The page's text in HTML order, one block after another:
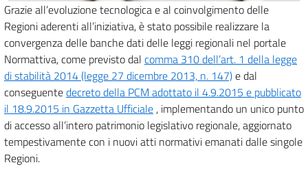
Grazie all’evoluzione tecnologica e al coinvolgimento delle
Regioni aderenti all’iniziativa, è stato possibile realizzare la
convergenza delle banche dati delle leggi regionali nel portale
Normattiva, come previsto dal comma 310 dell’art. 1 della legge
di stabilità 2014 (legge 27 dicembre 2013, n. 147)e dal
conseguentedecreto della PCM adottato il 4.9.2015 e pubblicato
il 18.9.2015 in Gazzetta Ufficiale , implementando un unico punto
di accesso all’intero patrimonio legislativo regionale, aggiornato
tempestivamente con i nuovi atti normativi emanati dalle singole
Regioni.